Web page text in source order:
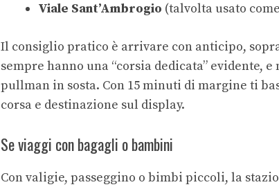
Viale Sant’Ambrogio (talvolta usato
Il consiglio pratico è arrivare con anticipo,
sempre hanno una “corsia dedicata” evidente,
pullman in sosta. Con 15 minuti di margine ti
corsa e destinazione sul display.
Se viaggi con bagagli o bambini
Con valigie, passeggino o bimbi piccoli, la